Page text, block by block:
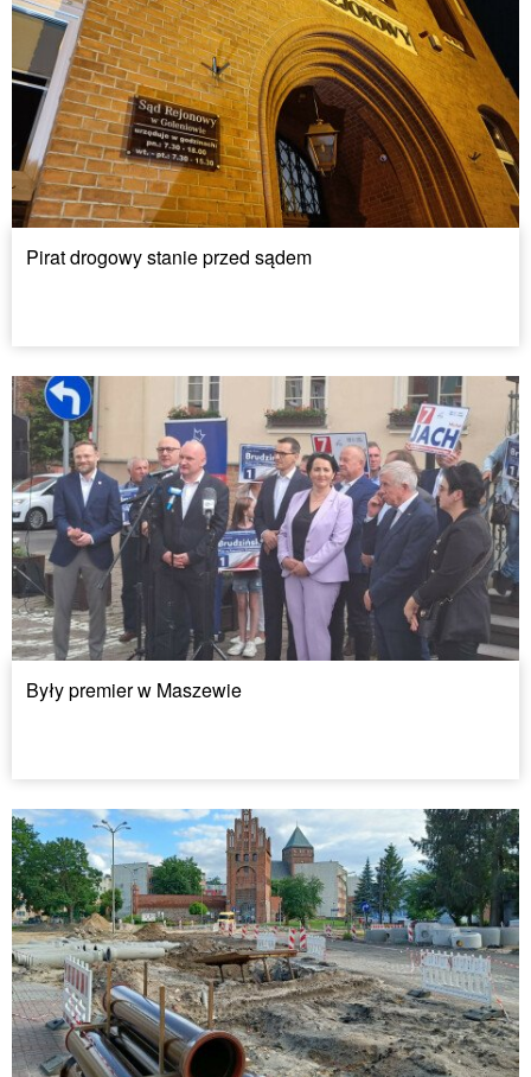
Pirat drogowy stanie przed sądem
Były premier w Maszewie